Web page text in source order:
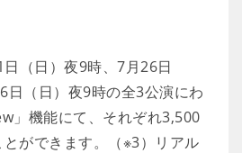
（日）夜9時、7月26日
日（日）夜9時の全3公演にわ
」機能にて、それぞれ3,500
ができます。（※3）リアル